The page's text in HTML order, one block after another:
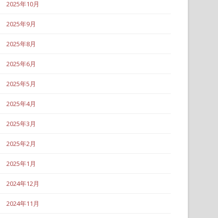
2025年10月
2025年9月
2025年8月
2025年6月
2025年5月
2025年4月
2025年3月
2025年2月
2025年1月
2024年12月
2024年11月